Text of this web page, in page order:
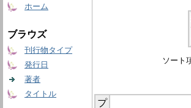
ホーム
ブラウズ
刊行物タイプ
発行日
著者
タイトル
ソート
プ